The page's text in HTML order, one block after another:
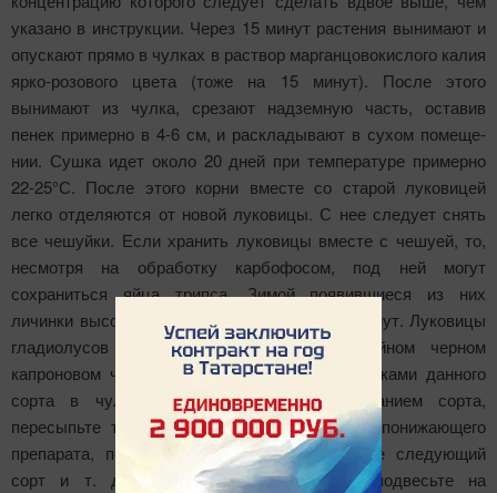
указано в инструкции. Через 15 минут растения вынимают и
опускают прямо в чулках в раствор марганцовокислого калия
ярко-розового цвета (тоже на 15 минут). После этого
вынимают из чулка, срезают надземную часть, оставив
пенек пример­но в 4-6 см, и раскладывают в сухом помеще­
нии. Сушка идет около 20 дней при температуре примерно
22-25°С. После этого корни вместе со старой луковицей
легко отделяются от новой луковицы. С нее следует снять
все чешуйки. Если хранить луковицы вместе с чешуей, то,
несмо­тря на обработку карбофосом, под ней могут
сохраниться яйца трипса. Зимой появившиеся из них
личинки высосут из луковиц сок, и они высохнут. Луковицы
гладиолусов проще всего хранить в двойном черном
капроновом чулке. Сложите их вместе с детками данного
сорта в чулок, вложите записку с названием сорта,
пересыпьте толченой таблеткой любого жаропонижающего
препарата, перевяжите чулок и вкладывайте следующий
сорт и т. д. Образовавшуюся гирлянду подвесьте на